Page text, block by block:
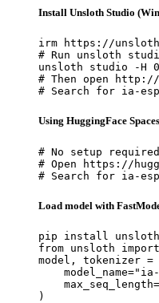
Install Unsloth Studio
irm https://
# Run unsloth
unsloth studio -H
# Then open
# Search for ia-
Using HuggingFace
# No setup required
# Open https://
# Search for ia-
Load model with
pip install unsloth
from unsloth import
model, tokenizer =
)